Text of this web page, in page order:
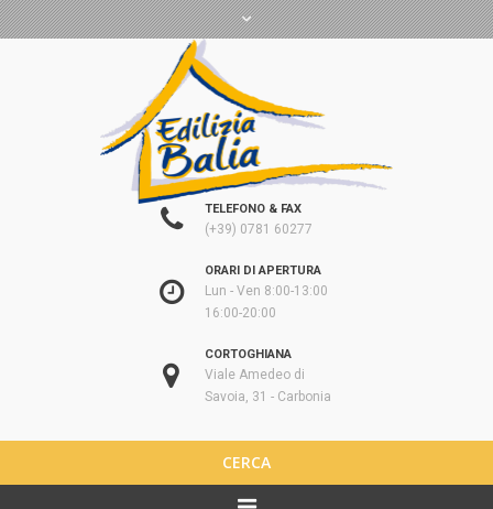
TELEFONO & FAX
(+39) 0781 60277
ORARI DI APERTURA
Lun - Ven 8:00-13:00
16:00-20:00
CORTOGHIANA
Viale Amedeo di
Savoia, 31 - Carbonia
CERCA